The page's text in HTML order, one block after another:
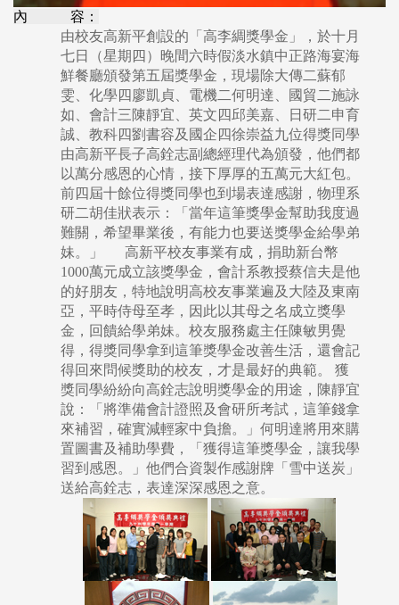
內 容：
由校友高新平創設的「高李綢獎學金」，於十月
七日（星期四）晚間六時假淡水鎮中正路海宴海
鮮餐廳頒發第五屆獎學金，現場除大傳二蘇郁
雯、化學四廖凱貞、電機二何明達、國貿二施詠
如、會計三陳靜宜、英文四邱美嘉、日研二申育
誠、教科四劉書容及國企四徐崇益九位得獎同學
由高新平長子高銓志副總經理代為頒發，他們都
以萬分感恩的心情，接下厚厚的五萬元大紅包。
前四屆十餘位得獎同學也到場表達感謝，物理系
研二胡佳狀表示：「當年這筆獎學金幫助我度過
難關，希望畢業後，有能力也要送獎學金給學弟
妹。」 高新平校友事業有成，捐助新台幣
1000萬元成立該獎學金，會計系教授蔡信夫是他
的好朋友，特地說明高校友事業遍及大陸及東南
亞，平時侍母至孝，因此以其母之名成立獎學
金，回饋給學弟妹。校友服務處主任陳敏男覺
得，得獎同學拿到這筆獎學金改善生活，還會記
得回來問候獎助的校友，才是最好的典範。 獲
獎同學紛紛向高銓志說明獎學金的用途，陳靜宜
說：「將準備會計證照及會研所考試，這筆錢拿
來補習，確實減輕家中負擔。」何明達將用來購
置圖書及補助學費，「獲得這筆獎學金，讓我學
習到感恩。」他們合資製作感謝牌「雪中送炭」
送給高銓志，表達深深感恩之意。